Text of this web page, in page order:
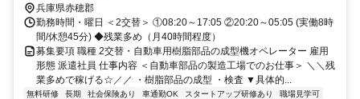
兵庫県赤穂郡
勤務時間・曜日 ＜2交替＞ ①08:20～17:05 ②20:20～05:05 (実働8時
間/休憩45分) ◆残業多め（月40時間程度）
募集要項 職種 2交替・自動車用樹脂部品の成型機オペレーター 雇用
形態 派遣社員 仕事内容 ＜自動車部品の製造工場でのお仕事＞ ＼＼残
業多めで稼げる☆／／ ・樹脂部品の成型 ・検査 ▼具体的...
無料研修 長期 社会保険あり 車通勤OK スタートアップ研修あり
職場見学可